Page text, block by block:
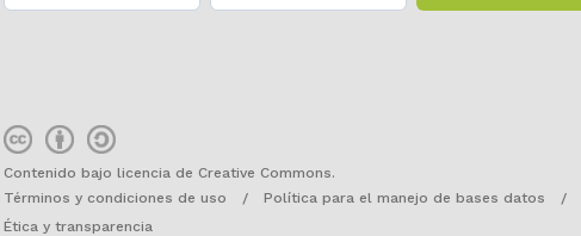
Contenido bajo licencia de Creative Commons.
Términos y condiciones de uso
/ Política para el manejo de bases datos /
Ética y transparencia